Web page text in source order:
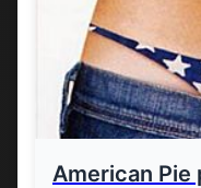
American